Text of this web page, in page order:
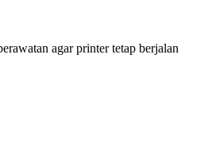
agar printer tetap berjalan